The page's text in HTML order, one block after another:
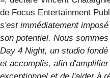
de Focus Entertainment
s'est immédiatement
son potentiel. Nous
Day 4 Night, un studio
et accomplis, afin